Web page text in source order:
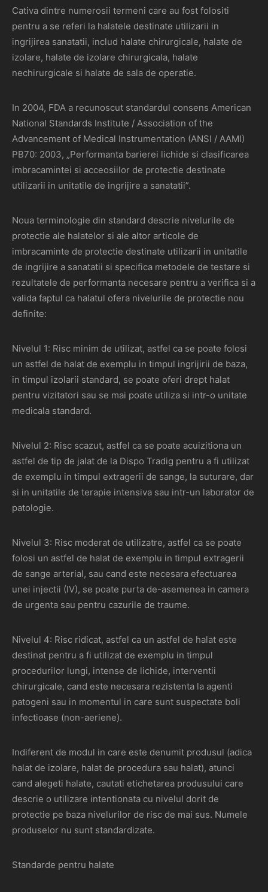
Cativa dintre numerosii termeni care au fost folositi
pentru a se referi la halatele destinate utilizarii in
ingrijirea sanatatii, includ halate chirurgicale, halate de
izolare, halate de izolare chirurgicala, halate
nechirurgicale si halate de sala de operatie.
In 2004, FDA a recunoscut standardul consens American
National Standards Institute / Association of the
Advancement of Medical Instrumentation (ANSI / AAMI)
PB70: 2003, „Performanta barierei lichide si clasificarea
imbracamintei si acceosiilor de protectie destinate
utilizarii in unitatile de ingrijire a sanatatii”.
Noua terminologie din standard descrie nivelurile de
protectie ale halatelor si ale altor articole de
imbracaminte de protectie destinate utilizarii in unitatile
de ingrijire a sanatatii si specifica metodele de testare si
rezultatele de performanta necesare pentru a verifica si a
valida faptul ca halatul ofera nivelurile de protectie nou
definite:
Nivelul 1: Risc minim de utilizat, astfel ca se poate folosi
un astfel de halat de exemplu in timpul ingrijirii de baza,
in timpul izolarii standard, se poate oferi drept halat
pentru vizitatori sau se mai poate utiliza si intr-o unitate
medicala standard.
Nivelul 2: Risc scazut, astfel ca se poate acuizitiona un
astfel de tip de jalat de la Dispo Tradig pentru a fi utilizat
de exemplu in timpul extragerii de sange, la suturare, dar
si in unitatile de terapie intensiva sau intr-un laborator de
patologie.
Nivelul 3: Risc moderat de utilizatre, astfel ca se poate
folosi un astfel de halat de exemplu in timpul extragerii
de sange arterial, sau cand este necesara efectuarea
unei injectii (IV), se poate purta de-asemenea in camera
de urgenta sau pentru cazurile de traume.
Nivelul 4: Risc ridicat, astfel ca un astfel de halat este
destinat pentru a fi utilizat de exemplu in timpul
procedurilor lungi, intense de lichide, interventii
chirurgicale, cand este necesara rezistenta la agenti
patogeni sau in momentul in care sunt suspectate boli
infectioase (non-aeriene).
Indiferent de modul in care este denumit produsul (adica
halat de izolare, halat de procedura sau halat), atunci
cand alegeti halate, cautati etichetarea produsului care
descrie o utilizare intentionata cu nivelul dorit de
protectie pe baza nivelurilor de risc de mai sus. Numele
produselor nu sunt standardizate.
Standarde pentru halate